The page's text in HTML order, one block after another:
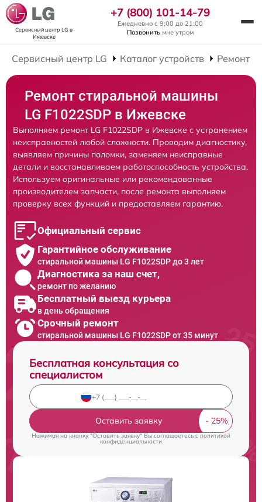
Сервисный центр LG в
Ижевске
+7 (800) 101-14-79
Ежедневно с 9:00 до 21:00
Позвонить мне утром
Сервисный центр LG Каталог устройств Ремонт
Ремонт стиральной машины
LG F1022SDP в Ижевске
Выполняем ремонт LG F1022SDP в Ижевске с устранением
неисправностей любой сложности. Проводим диагностику,
выявляем причины поломки, заменяем неисправные
детали и восстанавливаем работоспособность устройства.
Используем оригинальные или рекомендованные
производителем запчасти, после ремонта выполняем
проверку всех функций и предоставляем гарантию.
Официальный сервис
Гарантийное обслуживание
стиральной машины LG F1022SDP до 3 лет
Диагностика за наш счет,
ремонт по желанию
Бесплатный выезд курьера
в день обращения
Срочный ремонт
стиральной машины LG F1022SDP от 35 минут
Бесплатная консультация со
специалистом
Оставить заявку
Нажимая на кнопку "Оставить заявку" Вы соглашаетесь cполитикой
конфиденциальности